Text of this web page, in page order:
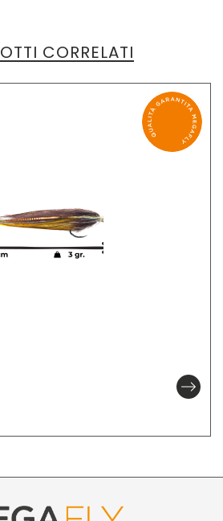
CORRELATI